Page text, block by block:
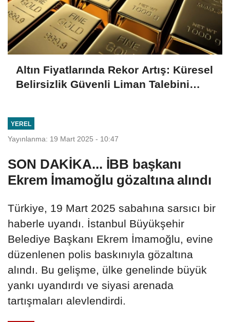
Altın Fiyatlarında Rekor Artış: Küresel
Belirsizlik Güvenli Liman Talebini
YEREL
Yayınlanma: 19 Mart 2025 - 10:47
SON DAKİKA... İBB başkanı
Ekrem İmamoğlu gözaltına alındı
Türkiye, 19 Mart 2025 sabahına sarsıcı bir
haberle uyandı. İstanbul Büyükşehir
Belediye Başkanı Ekrem İmamoğlu, evine
düzenlenen polis baskınıyla gözaltına
alındı. Bu gelişme, ülke genelinde büyük
yankı uyandırdı ve siyasi arenada
tartışmaları alevlendirdi.